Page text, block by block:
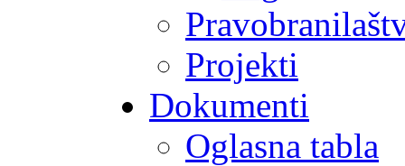
Projekti
Dokumenti
Oglasna tabla